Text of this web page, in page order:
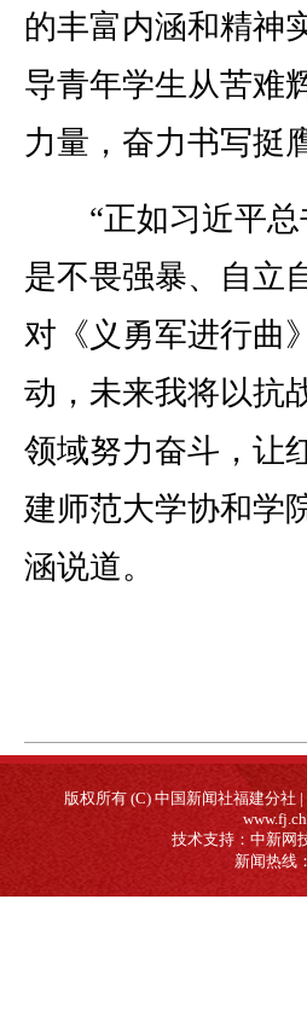
的丰富内涵和精神
导青年学生从苦难
力量，奋力书写挺
“正如习近平总
是不畏强暴、自立
对《义勇军进行曲
动，未来我将以抗
领域努力奋斗，让
建师范大学协和学
涵说道。
版权所有 (C) 中国新闻社福建分
技术支持：中新网
新闻热线